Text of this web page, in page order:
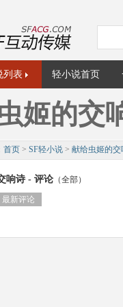
列表
轻小说首页
姬的交
首页 > SF轻小说 > 献给虫姬的交
响诗 - 评论 （全部）
最新评论